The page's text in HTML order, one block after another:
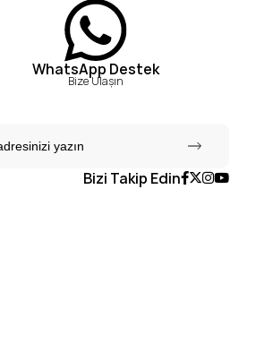
WhatsApp Destek
Bize Ulaşın
Bizi Takip Edin